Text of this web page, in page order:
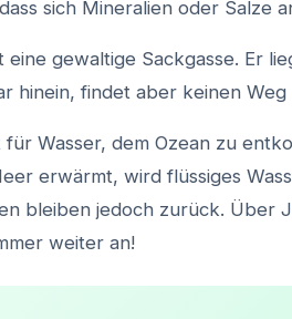
sich Mineralien oder Salze
eine gewaltige Sackgasse. Er
hinein, findet aber keinen Weg
Wasser, dem Ozean zu
erwärmt, wird flüssiges
bleiben jedoch zurück. Über
weiter an!